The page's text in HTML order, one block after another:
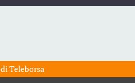
diTeleborsa